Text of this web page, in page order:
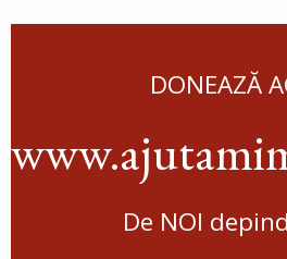
DONEAZĂ
De NOI